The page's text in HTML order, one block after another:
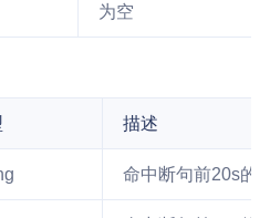
为空
描述
命中断句前20s的